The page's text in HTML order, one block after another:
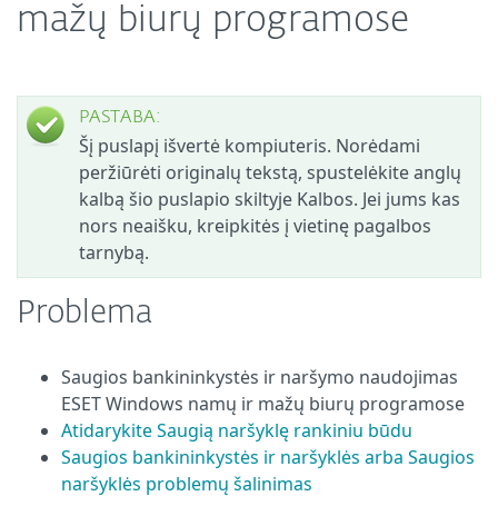
mažų biurų programose
PASTABA:
Šį puslapį išvertė kompiuteris. Norėdami
peržiūrėti originalų tekstą, spustelėkite anglų
kalbą šio puslapio skiltyje Kalbos. Jei jums kas
nors neaišku, kreipkitės į vietinę pagalbos
tarnybą.
Problema
Saugios bankininkystės ir naršymo naudojimas
ESET Windows namų ir mažų biurų programose
Atidarykite Saugią naršyklę rankiniu būdu
Saugios bankininkystės ir naršyklės arba Saugios
naršyklės problemų šalinimas